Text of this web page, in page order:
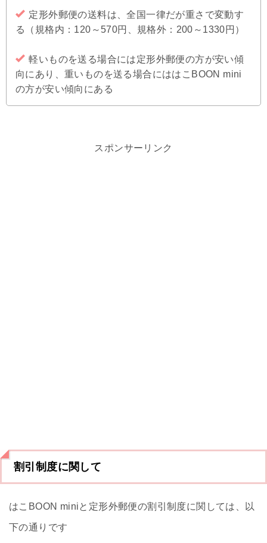
定形外郵便の送料は、全国一律だが重さで変動す
る（規格内：120～570円、規格外：200～1330円）
軽いものを送る場合には定形外郵便の方が安い傾
向にあり、重いものを送る場合にははこBOON mini
の方が安い傾向にある
スポンサーリンク
割引制度に関して
はこBOON miniと定形外郵便の割引制度に関しては、以
下の通りです